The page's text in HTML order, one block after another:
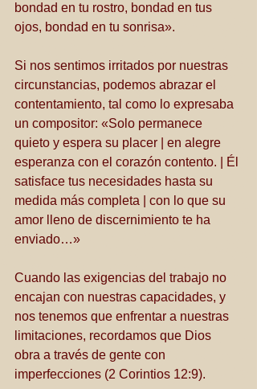
bondad en tu rostro, bondad en tus
ojos, bondad en tu sonrisa».
Si nos sentimos irritados por nuestras
circunstancias, podemos abrazar el
contentamiento, tal como lo expresaba
un compositor: «Solo permanece
quieto y espera su placer | en alegre
esperanza con el corazón contento. | Él
satisface tus necesidades hasta su
medida más completa | con lo que su
amor lleno de discernimiento te ha
enviado…»
Cuando las exigencias del trabajo no
encajan con nuestras capacidades, y
nos tenemos que enfrentar a nuestras
limitaciones, recordamos que Dios
obra a través de gente con
imperfecciones (2 Corintios 12:9).